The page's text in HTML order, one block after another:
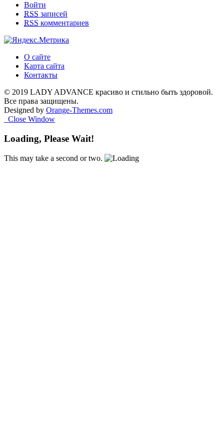
Войти
RSS записей
RSS комментариев
О сайте
Карта сайта
Контакты
© 2019 LADY ADVANCE красиво и стильно быть здоровой.
Все права защищены.
Designed by Orange-Themes.com
Close Window
Loading, Please Wait!
This may take a second or two.